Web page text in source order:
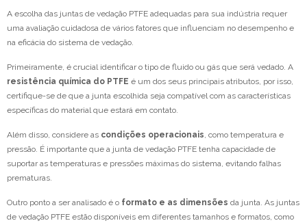
A escolha das juntas de vedação PTFE adequadas para sua indústria requer
uma avaliação cuidadosa de vários fatores que influenciam no desempenho e
na eficácia do sistema de vedação.
Primeiramente, é crucial identificar o tipo de fluido ou gás que será vedado. A
resistência química do PTFE é um dos seus principais atributos, por isso,
certifique-se de que a junta escolhida seja compatível com as características
específicas do material que estará em contato.
Além disso, considere as condições operacionais, como temperatura e
pressão. É importante que a junta de vedação PTFE tenha capacidade de
suportar as temperaturas e pressões máximas do sistema, evitando falhas
prematuras.
Outro ponto a ser analisado é o formato e as dimensões da junta. As juntas
de vedação PTFE estão disponíveis em diferentes tamanhos e formatos, como